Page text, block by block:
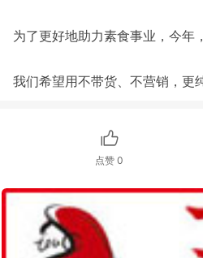
为了更好地助力素食事业，今年
我们希望用不带货、不营销，更
点赞 0